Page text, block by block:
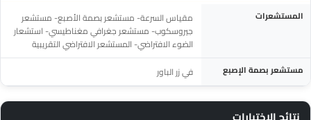
المواصفة التفاصيلالمستشعرات
مقياس السرعة- مستشعر بصمة الأصبع- مستشعر
جيروسكوب- مستشعر جغرافي مغناطيسي- استشعار
الضوء الافتراضي- المستشعر الافتراضي التقريبية
مستشعر بصمة الإصبع في زر الباور